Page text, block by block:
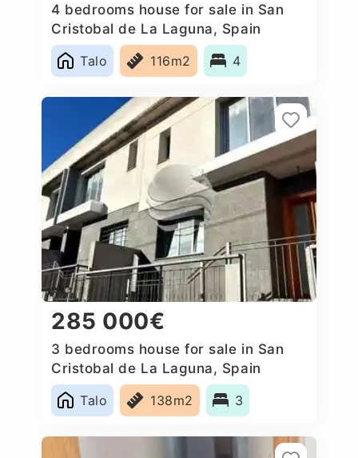
4 bedrooms house for sale in San
Cristobal de La Laguna, Spain
Talo
116m2 4
285 000€
3 bedrooms house for sale in San
Cristobal de La Laguna, Spain
Talo
138m2 3